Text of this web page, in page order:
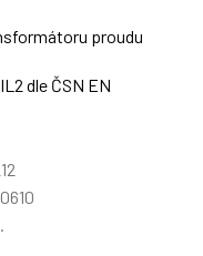
proudu
dle ČSN EN